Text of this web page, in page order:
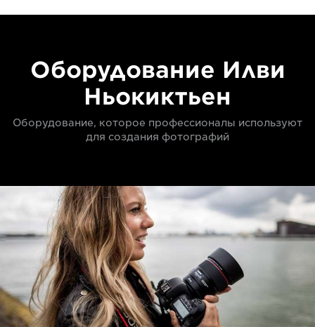
Оборудование Илви
Ньокиктьен
Оборудование, которое профессионалы используют
для создания фотографий